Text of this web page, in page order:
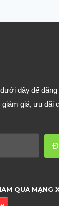
đây để
giá, ưu đãi
QUA MẠNG